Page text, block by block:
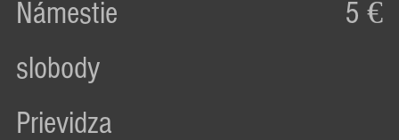
Námestie
slobody
Prievidza
5 €